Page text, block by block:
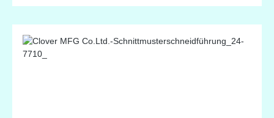
markiert werden kann!